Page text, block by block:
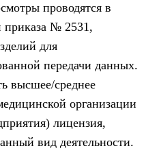
проводятся в
приказа № 2531,
для
передачи данных.
высшее/среднее
организации
лицензия,
вид деятельности.